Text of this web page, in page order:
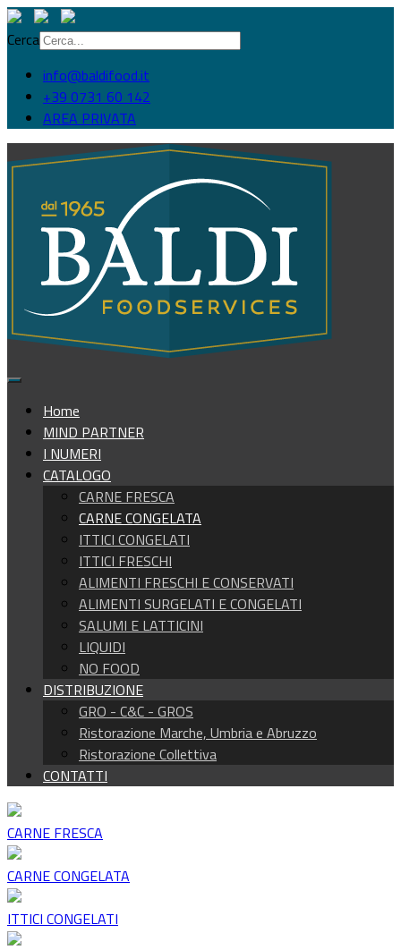
Cerca
info@baldifood.it
+39 0731 60 142
AREA PRIVATA
Home
MIND PARTNER
I NUMERI
CATALOGO
CARNE FRESCA
CARNE CONGELATA
ITTICI CONGELATI
ITTICI FRESCHI
ALIMENTI FRESCHI E CONSERVATI
ALIMENTI SURGELATI E CONGELATI
SALUMI E LATTICINI
LIQUIDI
NO FOOD
DISTRIBUZIONE
GRO - C&C - GROS
Ristorazione Marche, Umbria e Abruzzo
Ristorazione Collettiva
CONTATTI
CARNE FRESCA
CARNE CONGELATA
ITTICI CONGELATI